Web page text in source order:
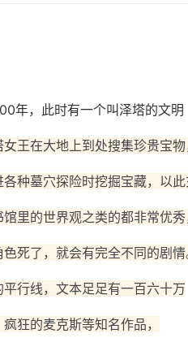
年，此时有一个叫泽塔的文明
王在大地上到处搜集珍贵宝物
种墓穴探险时挖掘宝藏，以此
里的世界观之类的都非常优秀
死了，就会有完全不同的剧情
行线，文本足足有一百六十万
狂的麦克斯等知名作品，